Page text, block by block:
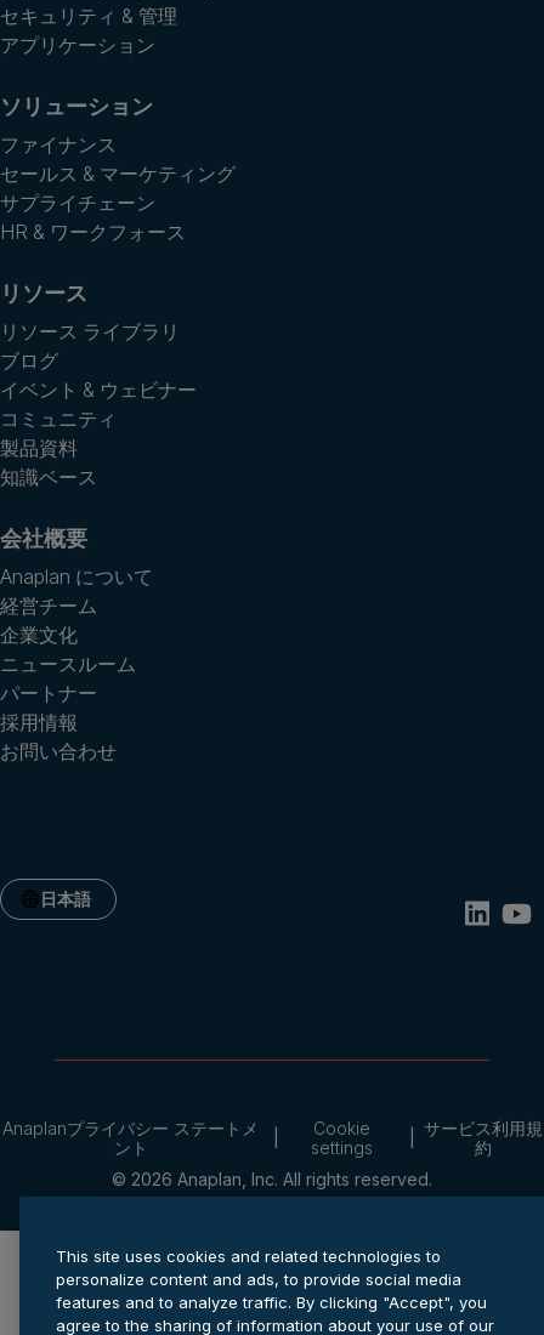
セキュリティ & 管理
アプリケーション
ソリューション
ファイナンス
セールス & マーケティング
サプライチェーン
HR & ワークフォース
リソース
リソース ライブラリ
ブログ
イベント & ウェビナー
コミュニティ
製品資料
知識ベース
会社概要
Anaplan について
経営チーム
企業文化
ニュースルーム
パートナー
採用情報
お問い合わせ
日本語
© 2026 Anaplan, Inc. All rights reserved.
Anaplanプライバシー ステートメ
ント
Cookie
settings
サービス利用規
約
This site uses cookies and related technologies to
personalize content and ads, to provide social media
features and to analyze traffic. By clicking "Accept", you
agree to the sharing of information about your use of our